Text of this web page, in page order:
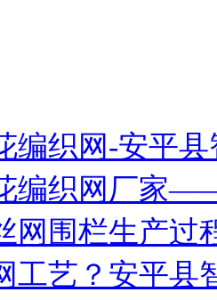
编织网-安平
编织网厂家
网围栏生产过
工艺？安平县